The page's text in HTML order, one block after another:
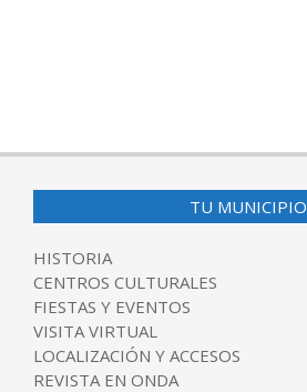
TU MUNICIPIO
HISTORIA
CENTROS CULTURALES
FIESTAS Y EVENTOS
VISITA VIRTUAL
LOCALIZACIÓN Y ACCESOS
REVISTA EN ONDA